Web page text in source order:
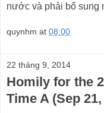
nước và phải bổ sung
quynhm at 08:00
22 tháng 9, 2014
Homily for the
Time A (Sep